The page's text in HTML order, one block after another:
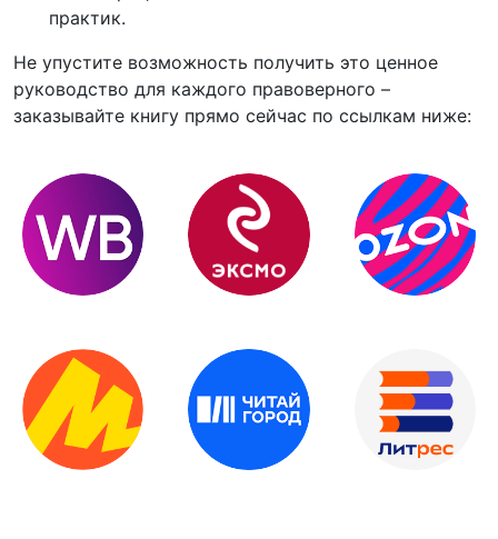
практик.
Не упустите возможность получить это ценное
руководство для каждого правоверного –
заказывайте книгу прямо сейчас по ссылкам ниже: